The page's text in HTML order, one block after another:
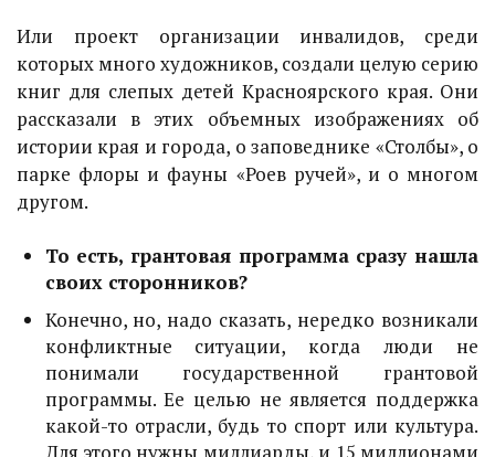
Или проект организации инвалидов, среди
которых много художников, создали целую серию
книг для слепых детей Красноярского края. Они
рассказали в этих объемных изображениях об
истории края и города, о заповеднике «Столбы», о
парке флоры и фауны «Роев ручей», и о многом
другом.
То есть, грантовая программа сразу нашла
своих сторонников?
Конечно, но, надо сказать, нередко возникали
конфликтные ситуации, когда люди не
понимали государственной грантовой
программы. Ее целью не является поддержка
какой-то отрасли, будь то спорт или культура.